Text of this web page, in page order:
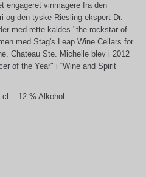
engageret vinmagere fra den
og den tyske Riesling ekspert Dr.
med rette kaldes "the rockstar of
med Stag's Leap Wine Cellars for
Chateau Ste. Michelle blev i 2012
of the Year" i “Wine and Spirit
cl. - 12 % Alkohol.